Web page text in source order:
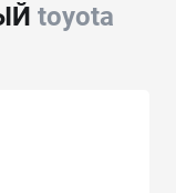
toyota